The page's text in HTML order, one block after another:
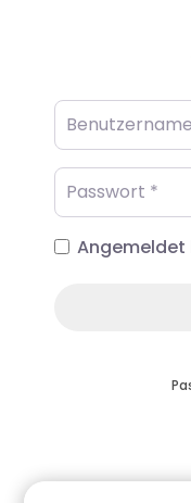
Benutzername
Passwort
Angemeldet